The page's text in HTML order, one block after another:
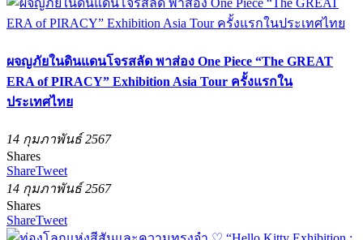
ผจญภัยในดินแดนโจรสลัด พาส่อง One Piece “The GREAT
ERA of PIRACY” Exhibition Asia Tour ครั้งแรกใน
ประเทศไทย
14 กุมภาพันธ์ 2567
Shares
ShareTweet
14 กุมภาพันธ์ 2567
Shares
ShareTweet